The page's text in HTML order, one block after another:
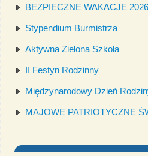
BEZPIECZNE WAKACJE 2026
Stypendium Burmistrza
Aktywna Zielona Szkoła
II Festyn Rodzinny
Międzynarodowy Dzień
MAJOWE PATRIOTYCZNE